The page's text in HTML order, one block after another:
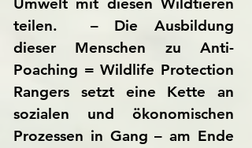
teilen. – Die Ausbildung
dieser Menschen zu Anti-
Poaching = Wildlife Protection
Rangers setzt eine Kette an
sozialen und ökonomischen
Prozessen in Gang – am Ende